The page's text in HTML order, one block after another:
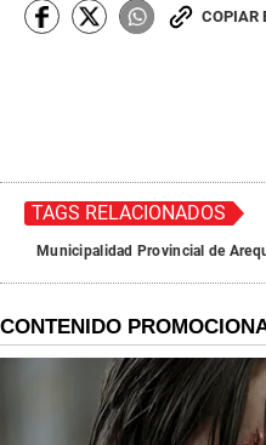
COPIAR
TAGS RELACIONADOS
Municipalidad Provincial de